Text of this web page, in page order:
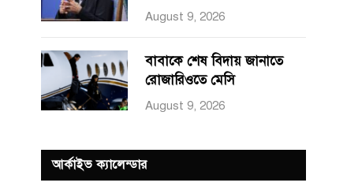
August 9, 2026
বাবাকে শেষ বিদায় জানাতে
রোজারিওতে মেসি
August 9, 2026
আর্কাইভ ক্যালেন্ডার